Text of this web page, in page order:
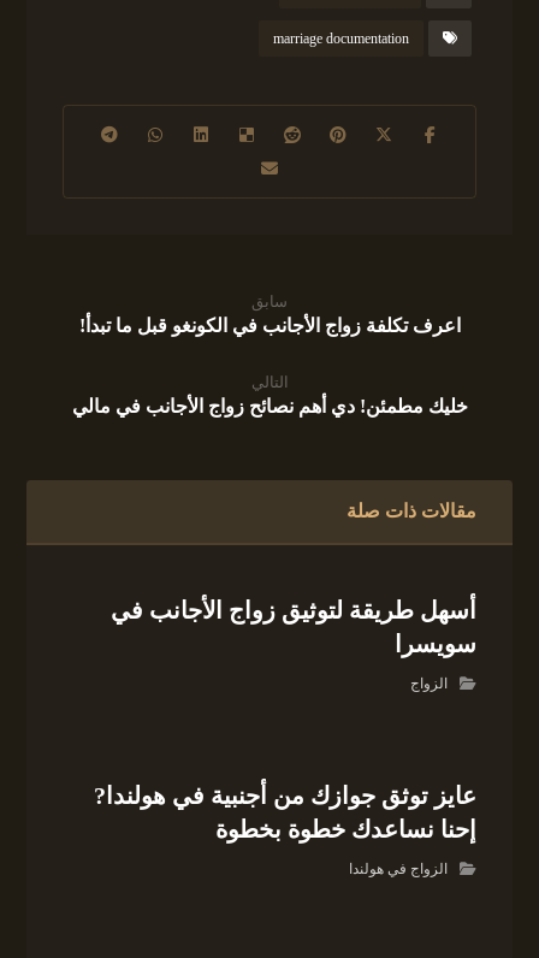
marriage documentation
سابق
اعرف تكلفة زواج الأجانب في الكونغو قبل ما تبدأ!
التالي
خليك مطمئن! دي أهم نصائح زواج الأجانب في مالي
مقالات ذات صلة
أسهل طريقة لتوثيق زواج الأجانب في
سويسرا
الزواج
عايز توثق جوازك من أجنبية في هولندا?
إحنا نساعدك خطوة بخطوة
الزواج في هولندا